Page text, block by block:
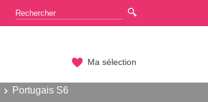
Ma sélection
Portugais S6